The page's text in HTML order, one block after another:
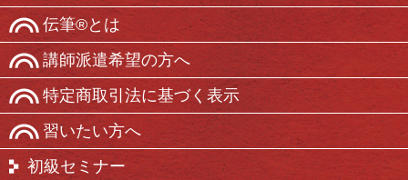
伝筆®とは
講師派遣希望の方へ
特定商取引法に基づく表示
習いたい方へ
初級セミナー